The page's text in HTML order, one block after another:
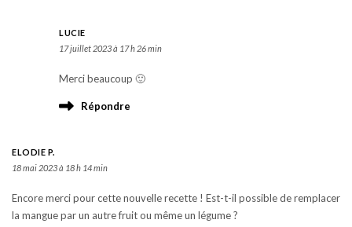
LUCIE
17 juillet 2023 à 17 h 26 min
Merci beaucoup 🙂
Répondre
ELODIE P.
18 mai 2023 à 18 h 14 min
Encore merci pour cette nouvelle recette ! Est-t-il possible de remplacer
la mangue par un autre fruit ou même un légume ?